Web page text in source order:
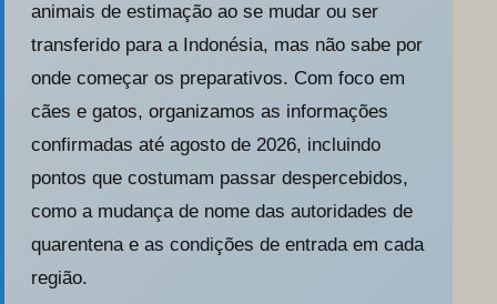
animais de estimação ao se mudar ou ser
transferido para a Indonésia, mas não sabe por
onde começar os preparativos. Com foco em
cães e gatos, organizamos as informações
confirmadas até agosto de 2026, incluindo
pontos que costumam passar despercebidos,
como a mudança de nome das autoridades de
quarentena e as condições de entrada em cada
região.